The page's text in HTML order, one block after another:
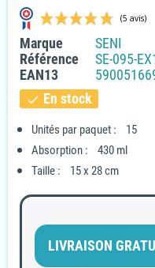
Marque
SENI
Référence
SE-095-
EAN13
check En stock
Unités par paquet : 15
Absorption : 430 ml
Taille : 15 x 28 cm
LIVRAISON